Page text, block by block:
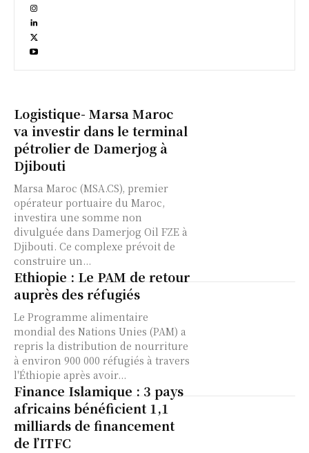
Logistique- Marsa Maroc
va investir dans le terminal
pétrolier de Damerjog à
Djibouti
Marsa Maroc (MSA.CS), premier
opérateur portuaire du Maroc,
investira une somme non
divulguée dans Damerjog Oil FZE à
Djibouti. Ce complexe prévoit de
construire un...
Ethiopie : Le PAM de retour
auprès des réfugiés
Le Programme alimentaire
mondial des Nations Unies (PAM) a
repris la distribution de nourriture
à environ 900 000 réfugiés à travers
l'Éthiopie après avoir...
Finance Islamique : 3 pays
africains bénéficient 1,1
milliards de financement
de l’ITFC